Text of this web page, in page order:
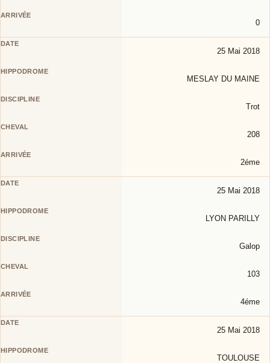
0
25 Mai 2018
MESLAY DU MAINE
Trot
208
2éme
25 Mai 2018
LYON PARILLY
Galop
103
4éme
25 Mai 2018
TOULOUSE